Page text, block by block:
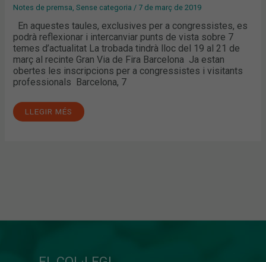
Notes de premsa ,Sense categoria / 7 de març de 2019
En aquestes taules, exclusives per a congressistes, es
podrà reflexionar i intercanviar punts de vista sobre 7
temes d’actualitat La trobada tindrà lloc del 19 al 21 de
març al recinte Gran Via de Fira Barcelona Ja estan
obertes les inscripcions per a congressistes i visitants
professionals Barcelona, 7
LLEGIR MÉS